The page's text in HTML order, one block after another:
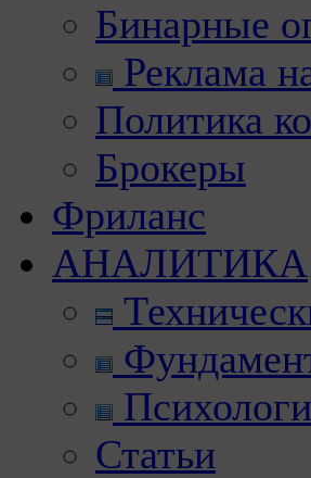
Бинарные
Реклама
Политика
Брокеры
Фриланс
АНАЛИТИКА
Статьи